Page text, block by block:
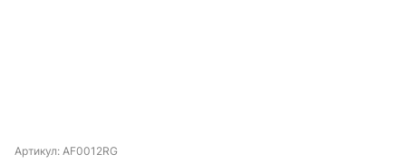
Артикул: AF0012RG